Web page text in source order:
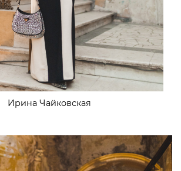
Ирина Чайковская